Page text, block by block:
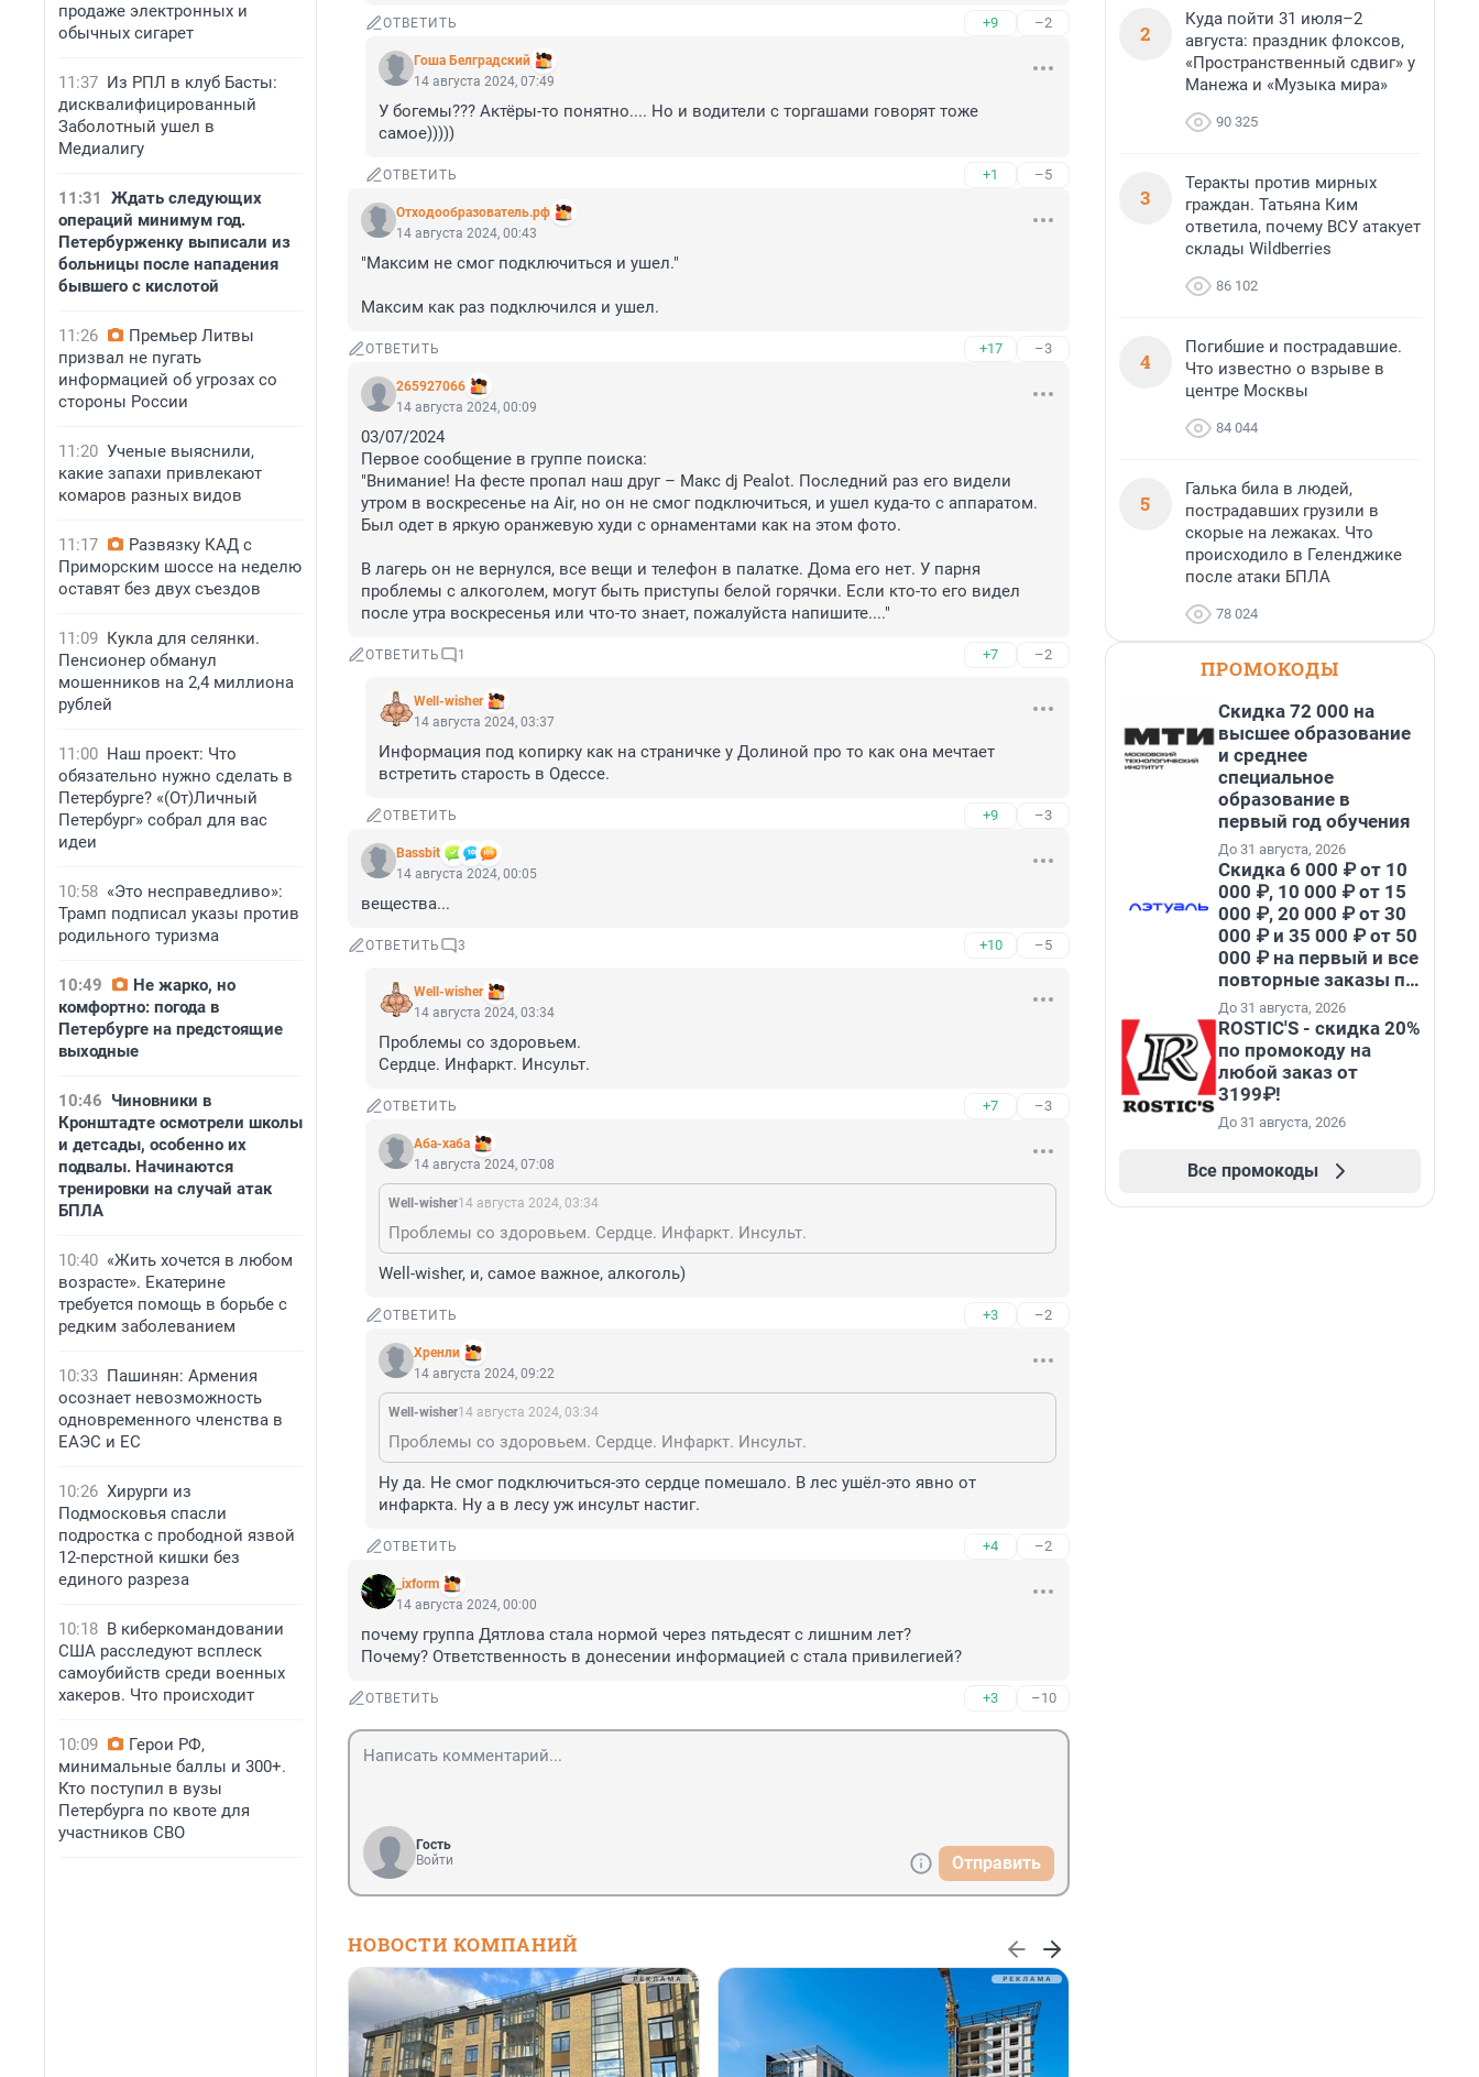
продаже электронных и
обычных сигарет
11:37 Из РПЛ в клуб Басты:
дисквалифицированный
Заболотный ушел в
Медиалигу
11:31
Ждать следующих
операций минимум год.
Петербурженку выписали из
больницы после нападения
бывшего с кислотой
11:26
Премьер Литвы
призвал не пугать
информацией об угрозах со
стороны России
11:20 Ученые выяснили,
какие запахи привлекают
комаров разных видов
11:17
Развязку КАД с
Приморским шоссе на неделю
оставят без двух съездов
11:09 Кукла для селянки.
Пенсионер обманул
мошенников на 2,4 миллиона
рублей
11:00 Наш проект: Что
обязательно нужно сделать в
Петербурге? «(От)Личный
Петербург» собрал для вас
идеи
10:58 «Это несправедливо»:
Трамп подписал указы против
родильного туризма
10:49
Не жарко, но
комфортно: погода в
Петербурге на предстоящие
выходные
10:46 Чиновники в
Кронштадте осмотрели школы
и детсады, особенно их
подвалы. Начинаются
тренировки на случай атак
БПЛА
10:40 «Жить хочется в любом
возрасте». Екатерине
требуется помощь в борьбе с
редким заболеванием
10:33 Пашинян: Армения
осознает невозможность
одновременного членства в
ЕАЭС и ЕС
10:26 Хирурги из
Подмосковья спасли
подростка с прободной язвой
12-перстной кишки без
единого разреза
10:18 В киберкомандовании
США расследуют всплеск
самоубийств среди военных
хакеров. Что происходит
10:09
Герои РФ,
минимальные баллы и 300+.
Кто поступил в вузы
Петербурга по квоте для
участников СВО
ОТВЕТИТЬ +9 –2
Гоша Белградский
14 августа 2024, 07:49
У богемы??? Актёры-то понятно.... Но и водители с торгашами говорят тоже
самое)))))
ОТВЕТИТЬ +1 –5
Отходообразователь.рф
14 августа 2024, 00:43
"Максим не смог подключиться и ушел."
Максим как раз подключился и ушел.
ОТВЕТИТЬ +17 –3
265927066
14 августа 2024, 00:09
03/07/2024
Первое сообщение в группе поиска:
"Внимание! На фесте пропал наш друг – Макс dj Pealot. Последний раз его видели
утром в воскресенье на Аir, но он не смог подключиться, и ушел куда-то с аппаратом.
Был одет в яркую оранжевую худи с орнаментами как на этом фото.
В лагерь он не вернулся, все вещи и телефон в палатке. Дома его нет. У парня
проблемы с алкоголем, могут быть приступы белой горячки. Если кто-то его видел
после утра воскресенья или что-то знает, пожалуйста напишите...."
ОТВЕТИТЬ 1 +7 –2
Well-wisher
14 августа 2024, 03:37
Информация под копирку как на страничке у Долиной про то как она мечтает
встретить старость в Одессе.
ОТВЕТИТЬ +9 –3
Bassbit
14 августа 2024, 00:05
вещества...
ОТВЕТИТЬ 3 +10 –5
Well-wisher
14 августа 2024, 03:34
Проблемы со здоровьем.
Сердце. Инфаркт. Инсульт.
ОТВЕТИТЬ +7 –3
Аба-хаба
14 августа 2024, 07:08
Well-wisher14 августа 2024, 03:34
Проблемы со здоровьем. Сердце. Инфаркт. Инсульт.
Well-wisher, и, самое важное, алкоголь)
ОТВЕТИТЬ +3 –2
Хренли
14 августа 2024, 09:22
Well-wisher14 августа 2024, 03:34
Проблемы со здоровьем. Сердце. Инфаркт. Инсульт.
Ну да. Не смог подключиться-это сердце помешало. В лес ушёл-это явно от
инфаркта. Ну а в лесу уж инсульт настиг.
ОТВЕТИТЬ +4 –2
_ixform
14 августа 2024, 00:00
почему группа Дятлова стала нормой через пятьдесят с лишним лет?
Почему? Ответственность в донесении информацией с стала привилегией?
ОТВЕТИТЬ +3 –10
Гость
Войти
Отправить
НОВОСТИ КОМПАНИЙ
2
Куда пойти 31 июля–2
августа: праздник флоксов,
«Пространственный сдвиг» у
Манежа и «Музыка мира»
90 325
3
Теракты против мирных
граждан. Татьяна Ким
ответила, почему ВСУ атакует
склады Wildberries
86 102
4
Погибшие и пострадавшие.
Что известно о взрыве в
центре Москвы
84 044
5
Галька била в людей,
пострадавших грузили в
скорые на лежаках. Что
происходило в Геленджике
после атаки БПЛА
78 024
ПРОМОКОДЫ
Скидка 72 000 на
высшее образование
и среднее
специальное
образование в
первый год обучения
До 31 августа, 2026
Скидка 6 000 ₽ от 10
000 ₽, 10 000 ₽ от 15
000 ₽, 20 000 ₽ от 30
000 ₽ и 35 000 ₽ от 50
000 ₽ на первый и все
повторные заказы по
промокоду НАБЕРИ
До 31 августа, 2026
ROSTIC'S - скидка 20%
по промокоду на
любой заказ от
3199₽!
До 31 августа, 2026
Все промокоды